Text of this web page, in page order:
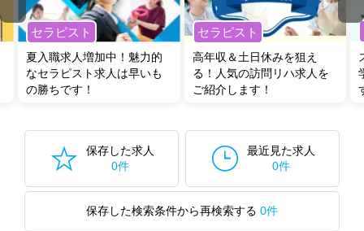
セラピスト
夏入職求人増加中！魅力的
なセラピスト求人は早いも
の勝ちです！
セラピスト
高年収＆土日休みを狙え
る！人気の訪問リハ求人を
ご紹介します！
保存した求人
0件
最近見た求人
0件
保存した検索条件から再検索する 0件